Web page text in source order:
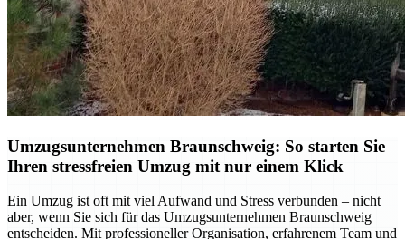
Umzugsunternehmen Braunschweig: So starten Sie
Ihren stressfreien Umzug mit nur einem Klick
Ein Umzug ist oft mit viel Aufwand und Stress verbunden – nicht
aber, wenn Sie sich für das Umzugsunternehmen Braunschweig
entscheiden. Mit professioneller Organisation, erfahrenem Team und